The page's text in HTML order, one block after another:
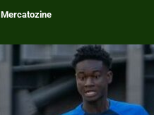
Mercatozine